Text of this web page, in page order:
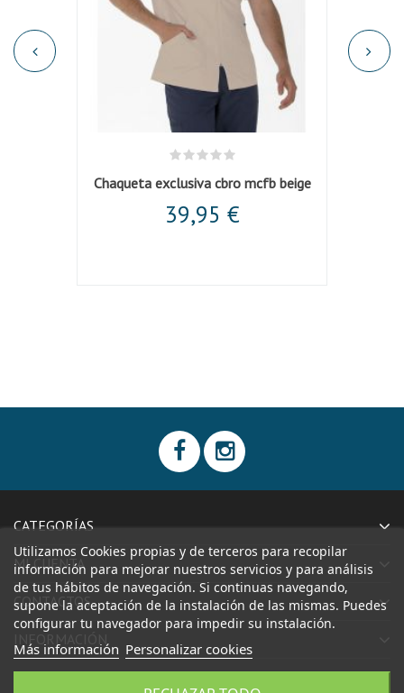
Chaqueta exclusiva cbro mcfb beige
39,95 €
CATEGORÍAS
MI CUENTA
CONTACTOS
Utilizamos Cookies propias y de terceros para recopilar
información para mejorar nuestros servicios y para análisis
de tus hábitos de navegación. Si continuas navegando,
supone la aceptación de la instalación de las mismas. Puedes
configurar tu navegador para impedir su instalación.
Más información Personalizar cookies